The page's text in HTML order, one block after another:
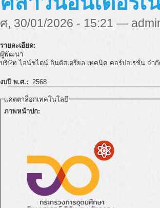
ศ, 30/01/2026 - 15:21 —
รายละเอียด:
ผู้พัฒนา
บริษัท ไอน์ชไตน์ อินดัสเตรียล เทคนิค คอร์ปอเรชั่น จำ
งบปี พ.ศ.: 2568
แคตตาล็อกเทคโนโลยี
ภาพหน้าปก: